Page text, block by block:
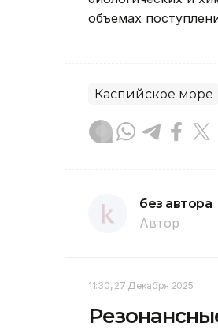
объемах
Каспийское море
без автора
Автор
11:30, 27 Декабря 2025